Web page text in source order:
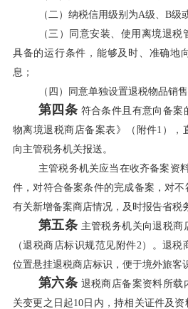
（二）纳税信用级别为A级、B级
（三）同意安装、使用离境退
具备的运行条件，能够及时、准确地
息；
（四）同意单独设置退税物品销
第四条 符合条件且有意向备案
物离境退税商店备案表》（附件1），
向主管税务机关报送。
主管税务机关应当在收齐备案资
件，对符合备案条件的完成备案，对不
有关新增备案商店情况，及时报告省税
第五条 主管税务机关向退税商
（退税商店标识规范见附件2）。退
位置悬挂退税商店标识，便于境外旅客
第六条 退税商店备案资料所载
关变更之日起10日内，持相关证件及